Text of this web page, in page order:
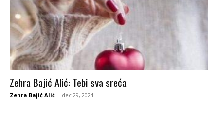
Zehra Bajić Alić: Tebi sva sreća
Zehra Bajić Alić - dec 29, 2024